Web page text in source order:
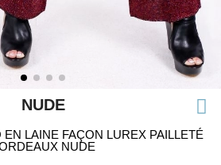
NUDE
EN LAINE FAÇON LUREX PAILLETÉ
NUDE